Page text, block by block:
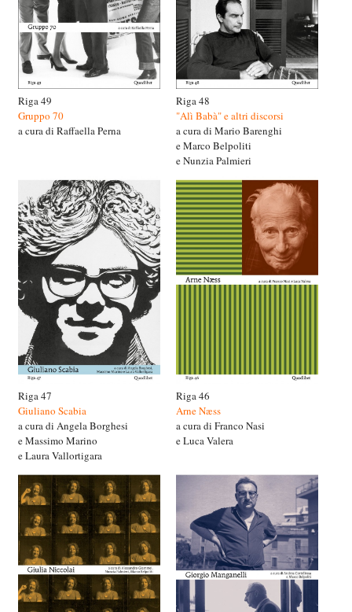
Riga 49
Gruppo 70
a cura di Raffaella Perna
Riga 48
"Alì Babà" e altri discorsi
a cura di Mario Barenghi
e Marco Belpoliti
e Nunzia Palmieri
Riga 47
Giuliano Scabia
a cura di Angela Borghesi
e Massimo Marino
e Laura Vallortigara
Riga 46
Arne Næss
a cura di Franco Nasi
e Luca Valera